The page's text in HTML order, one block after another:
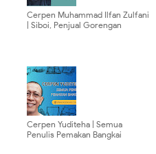
Cerpen Muhammad Ilfan Zulfani
| Siboi, Penjual Gorengan
Cerpen Yuditeha | Semua
Penulis Pemakan Bangkai